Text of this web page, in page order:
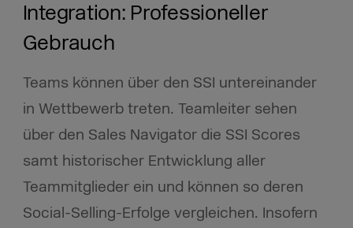
Integration: Professioneller
Gebrauch
Teams können über den SSI untereinander
in Wettbewerb treten. Teamleiter sehen
über den Sales Navigator die SSI Scores
samt historischer Entwicklung aller
Teammitglieder ein und können so deren
Social-Selling-Erfolge vergleichen. Insofern